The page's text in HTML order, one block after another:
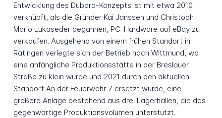
Entwicklung des Dubaro-Konzepts ist mit etwa 2010
verknüpft, als die Gründer Kai Janssen und Christoph
Mario Lukaseder begannen, PC-Hardware auf eBay zu
verkaufen. Ausgehend von einem frühen Standort in
Ratingen verlegte sich der Betrieb nach Wittmund, wo
eine anfängliche Produktionsstätte in der Breslauer
Straße zu klein wurde und 2021 durch den aktuellen
Standort An der Feuerwehr 7 ersetzt wurde, eine
größere Anlage bestehend aus drei Lagerhallen, die das
gegenwärtige Produktionsvolumen unterstützt.